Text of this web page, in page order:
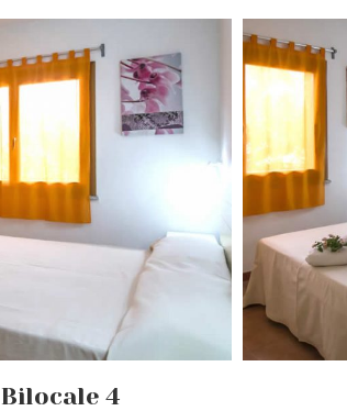
Bilocale 4